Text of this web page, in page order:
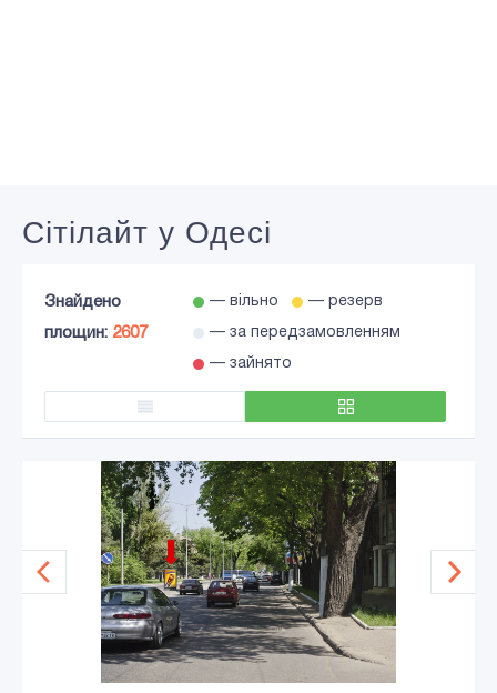
Сiтiлайт у Одесі
Знайдено
площин: 2607
— вільно — резерв
— за передзамовленням
— зайнято